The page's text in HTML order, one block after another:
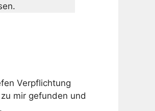
Verpflichtung
mir gefunden und